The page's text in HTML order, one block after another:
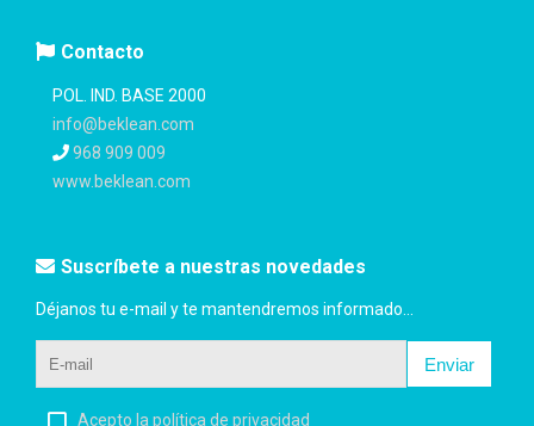
Contacto
POL. IND. BASE 2000
info@beklean.com
968 909 009
www.beklean.com
Suscríbete a nuestras novedades
Déjanos tu e-mail y te mantendremos informado...
Enviar
Acepto la política de privacidad